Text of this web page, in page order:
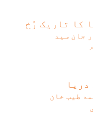
کا تاریک رُخ
جان سید
طیب خان